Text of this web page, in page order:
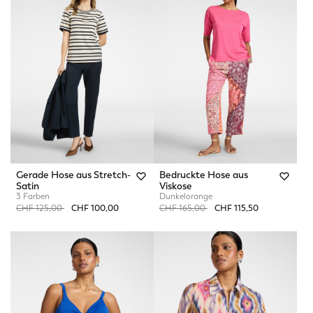
Gerade Hose aus Stretch-
Satin
3 Farben
Price reduced from
CHF 125,00toCHF 100,00
Bedruckte Hose aus
Viskose
Dunkelorange
Price reduced from
CHF 165,00toCHF 115,50